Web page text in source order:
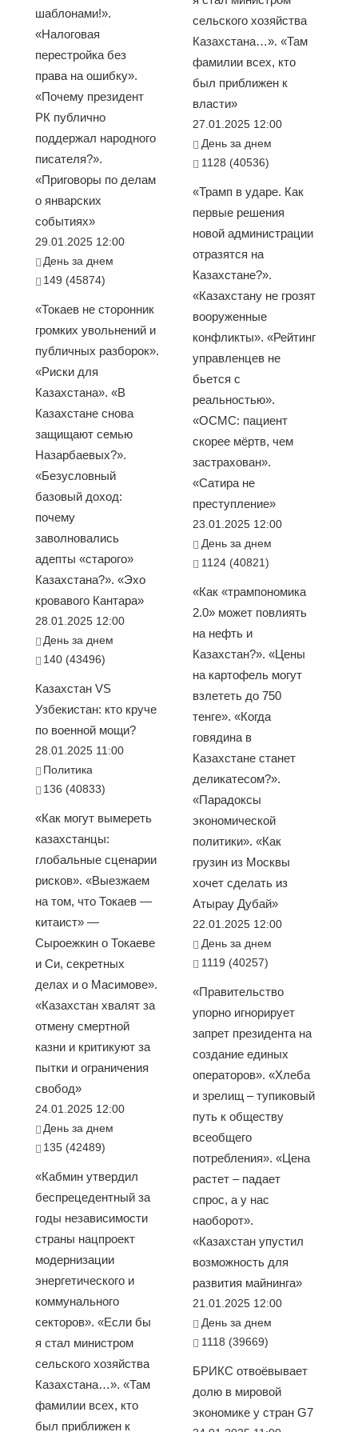
шаблонами!».
«Налоговая
перестройка без
права на ошибку».
«Почему президент
РК публично
поддержал народного
писателя?».
«Приговоры по делам
о январских
событиях»
29.01.2025 12:00
День за днем
149 (45874)
«Токаев не сторонник
громких увольнений и
публичных разборок».
«Риски для
Казахстана». «В
Казахстане снова
защищают семью
Назарбаевых?».
«Безусловный
базовый доход:
почему
заволновались
адепты «старого»
Казахстана?». «Эхо
кровавого Кантара»
28.01.2025 12:00
День за днем
140 (43496)
Казахстан VS
Узбекистан: кто круче
по военной мощи?
28.01.2025 11:00
Политика
136 (40833)
«Как могут вымереть
казахстанцы:
глобальные сценарии
рисков». «Выезжаем
на том, что Токаев —
китаист» —
Сыроежкин о Токаеве
и Си, секретных
делах и о Масимове».
«Казахстан хвалят за
отмену смертной
казни и критикуют за
пытки и ограничения
свобод»
24.01.2025 12:00
День за днем
135 (42489)
«Кабмин утвердил
беспрецедентный за
годы независимости
страны нацпроект
модернизации
энергетического и
коммунального
секторов». «Если бы
я стал министром
сельского хозяйства
Казахстана…». «Там
фамилии всех, кто
был приближен к
сельского хозяйства
Казахстана…». «Там
фамилии всех, кто
был приближен к
власти»
27.01.2025 12:00
День за днем
1128 (40536)
«Трамп в ударе. Как
первые решения
новой администрации
отразятся на
Казахстане?».
«Казахстану не грозят
вооруженные
конфликты». «Рейтинг
управленцев не
бьется с
реальностью».
«ОСМС: пациент
скорее мёртв, чем
застрахован».
«Сатира не
преступление»
23.01.2025 12:00
День за днем
1124 (40821)
«Как «трампономика
2.0» может повлиять
на нефть и
Казахстан?». «Цены
на картофель могут
взлететь до 750
тенге». «Когда
говядина в
Казахстане станет
деликатесом?».
«Парадоксы
экономической
политики». «Как
грузин из Москвы
хочет сделать из
Атырау Дубай»
22.01.2025 12:00
День за днем
1119 (40257)
«Правительство
упорно игнорирует
запрет президента на
создание единых
операторов». «Хлеба
и зрелищ – тупиковый
путь к обществу
всеобщего
потребления». «Цена
растет – падает
спрос, а у нас
наоборот».
«Казахстан упустил
возможность для
развития майнинга»
21.01.2025 12:00
День за днем
1118 (39669)
БРИКС отвоёвывает
долю в мировой
экономике у стран G7